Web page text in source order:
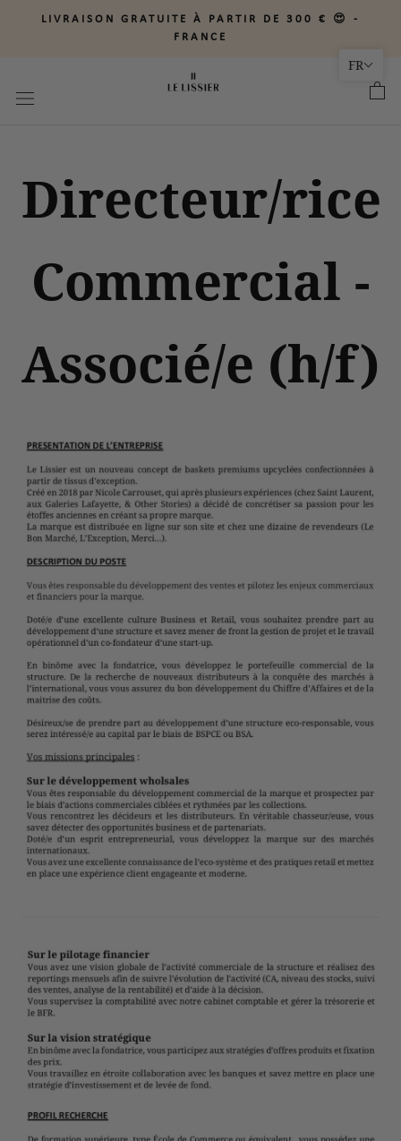
LIVRAISON GRATUITE À PARTIR DE 300 € 😍 -
FRANCE
Directeur/rice
Commercial -
Associé/e (h/f)
FR